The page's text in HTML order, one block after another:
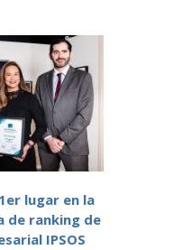
lugar en la
de ranking de
IPSOS